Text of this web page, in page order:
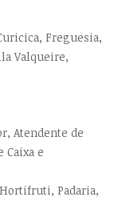
Freguesia,
Valqueire,
Atendente de
Caixa e
Padaria,